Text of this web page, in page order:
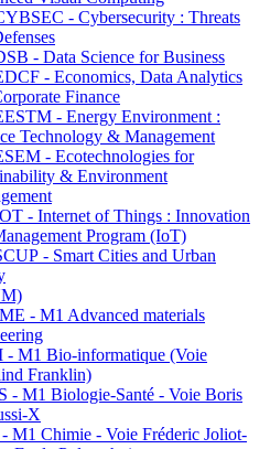
- Cybersecurity : Threats
- Data Science for Business
- Economics, Data Analytics
Finance
- Energy Environment :
Technology & Management
- Ecotechnologies for
& Environment
- Internet of Things : Innovation
Program (IoT)
- Smart Cities and Urban
- M1 Advanced materials
- M1 Bio-informatique (Voie
Franklin)
- M1 Biologie-Santé - Voie Boris
X
M1 Chimie - Voie Fréderic Joliot-